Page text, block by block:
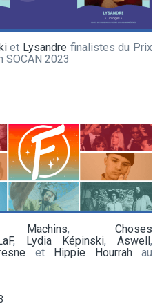
et Lysandre finalistes du Prix
SOCAN 2023
Machins, Choses
, Lydia Képinski, Aswell,
et Hippie Hourrahau